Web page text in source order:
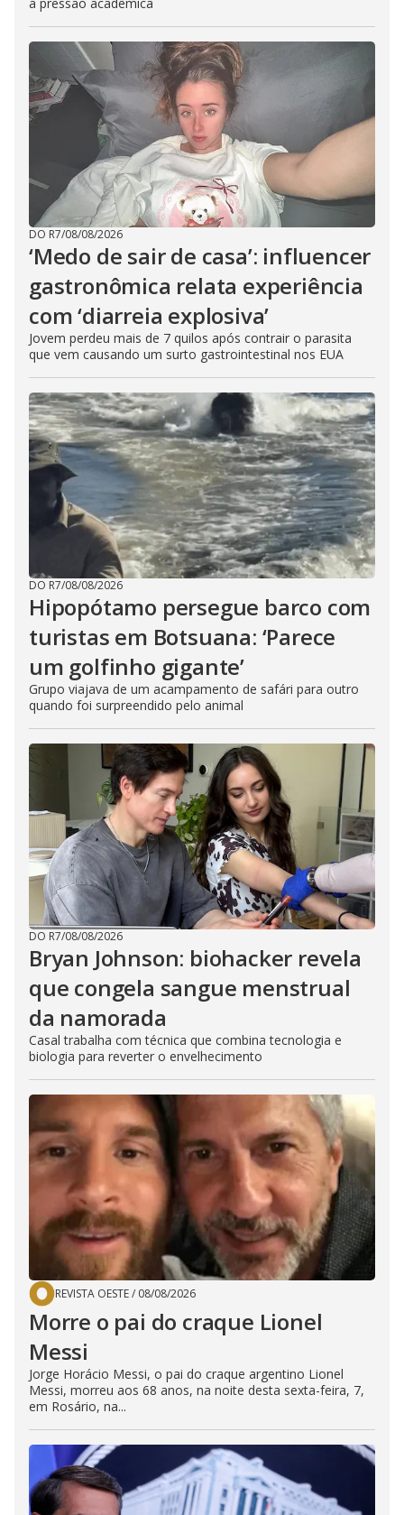
DO R7/08/08/2026
‘Medo de sair de casa’: influencer
gastronômica relata experiência
com ‘diarreia explosiva’
Jovem perdeu mais de 7 quilos após contrair o parasita
que vem causando um surto gastrointestinal nos EUA
DO R7/08/08/2026
Hipopótamo persegue barco com
turistas em Botsuana: ‘Parece
um golfinho gigante’
Grupo viajava de um acampamento de safári para outro
quando foi surpreendido pelo animal
DO R7/08/08/2026
Bryan Johnson: biohacker revela
que congela sangue menstrual
da namorada
Casal trabalha com técnica que combina tecnologia e
biologia para reverter o envelhecimento
REVISTA OESTE/ 08/08/2026
Morre o pai do craque Lionel
Messi
Jorge Horácio Messi, o pai do craque argentino Lionel
Messi, morreu aos 68 anos, na noite desta sexta-feira, 7,
em Rosário, na...